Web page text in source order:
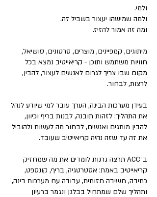
ולמי.
ולמה שמישהו יעצור בשביל זה.
ומה זה אמור להזיז.
מיתוגים, קמפיינים, מוצרים, סרטונים, סושיאל,
חוויות משתמש ותוכן - קריאייטיב נמצא בכל
מקום שבו צריך לגרום לאנשים לעצור, להבין,
לרצות, לבחור.
בעידן מערכות הבינה, הערך עובר למי שיודע לנהל
את התהליך: לזהות תובנה, לבנות בריף וכיוון,
להבין מותגים ואנשים, לבחור מה לעשות ולהוביל
את זה עד שזה נהיה קריאייטיב שעובד.
ב־ACC תרצה גרנות לומדים את מה שמחזיק
קריאייטיב באמת: אסטרטגיה, בריף, קונספט,
כתיבה, חשיבה חזותית, עבודה עם מערכות בינה,
ותהליך שלם שמתחיל בבלגן ונגמר ברעיון